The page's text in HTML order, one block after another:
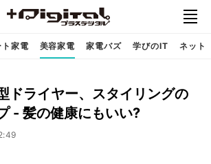
ト家電 美容家電 家電バズ 学びのIT ネット
ドライヤー、スタイリングの
- 髪の健康にもいい?